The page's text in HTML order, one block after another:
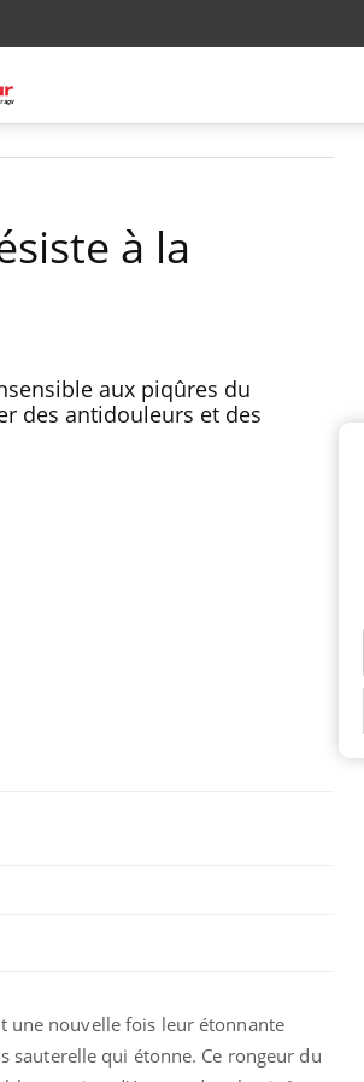
à la
aux piqûres du
des antidouleurs et des
une nouvelle fois leur étonnante
sauterelle qui étonne. Ce rongeur du